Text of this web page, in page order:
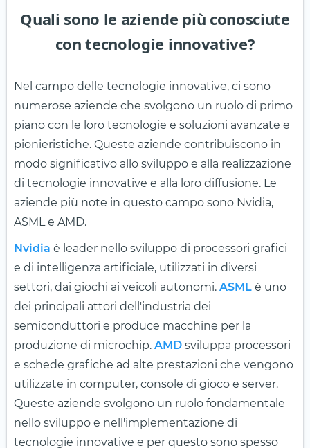
Quali sono le aziende più conosciute
con tecnologie innovative?
Nel campo delle tecnologie innovative, ci sono
numerose aziende che svolgono un ruolo di primo
piano con le loro tecnologie e soluzioni avanzate e
pionieristiche. Queste aziende contribuiscono in
modo significativo allo sviluppo e alla realizzazione
di tecnologie innovative e alla loro diffusione. Le
aziende più note in questo campo sono Nvidia,
ASML e AMD.
Nvidia è leader nello sviluppo di processori grafici
e di intelligenza artificiale, utilizzati in diversi
settori, dai giochi ai veicoli autonomi. ASML è uno
dei principali attori dell'industria dei
semiconduttori e produce macchine per la
produzione di microchip. AMD sviluppa processori
e schede grafiche ad alte prestazioni che vengono
utilizzate in computer, console di gioco e server.
Queste aziende svolgono un ruolo fondamentale
nello sviluppo e nell'implementazione di
tecnologie innovative e per questo sono spesso